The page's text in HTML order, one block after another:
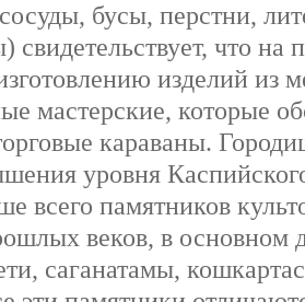
бусы, перстни,
свидетельствует, что на
изделий из
мастерские, которые
караваны.
уровня
всего памятников
веков, в основном
саганатамы,